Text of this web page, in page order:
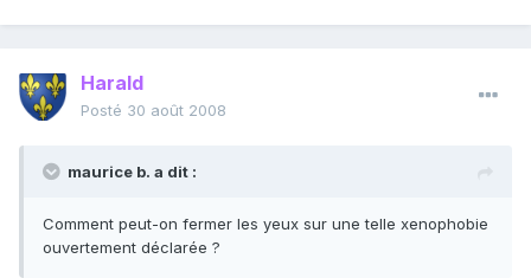
Harald
Posté 30 août 2008
maurice b. a dit :
Comment peut-on fermer les yeux sur une telle xenophobie
ouvertement déclarée ?